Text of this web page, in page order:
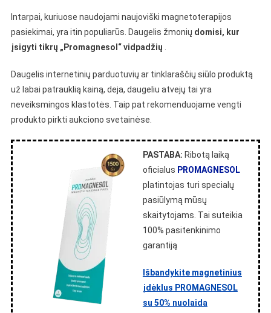
Intarpai, kuriuose naudojami naujoviški magnetoterapijos
pasiekimai, yra itin populiarūs. Daugelis žmonių domisi, kur
įsigyti tikrų „Promagnesol“ vidpadžių
Daugelis internetinių parduotuvių ar tinklaraščių siūlo produktą
už labai patrauklią kainą, deja, daugeliu atvejų tai yra
neveiksmingos klastotės. Taip pat rekomenduojame vengti
produkto pirkti aukciono svetainėse.
PASTABA: Ribotą laiką
oficialus PROMAGNESOL
platintojas turi specialų
pasiūlymą mūsų
skaitytojams. Tai suteikia
100% pasitenkinimo
garantiją
Išbandykite magnetinius
įdėklus PROMAGNESOL
su 50% nuolaida